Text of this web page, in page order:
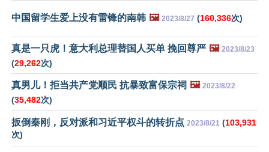
中国留学生爱上没有雷锋的南韩 🖼️ 2023/8/27 (160,336次)
真是一只虎！意大利总理替国人买单 挽回尊严 🖼️ 2023/8/23
(29,262次)
真男儿！拒当共产党顺民 抗暴致富保宗祠 🖼️ 2023/8/22
(35,482次)
扳倒秦刚，反对派和习近平权斗的转折点 2023/8/21 (103,931
次)